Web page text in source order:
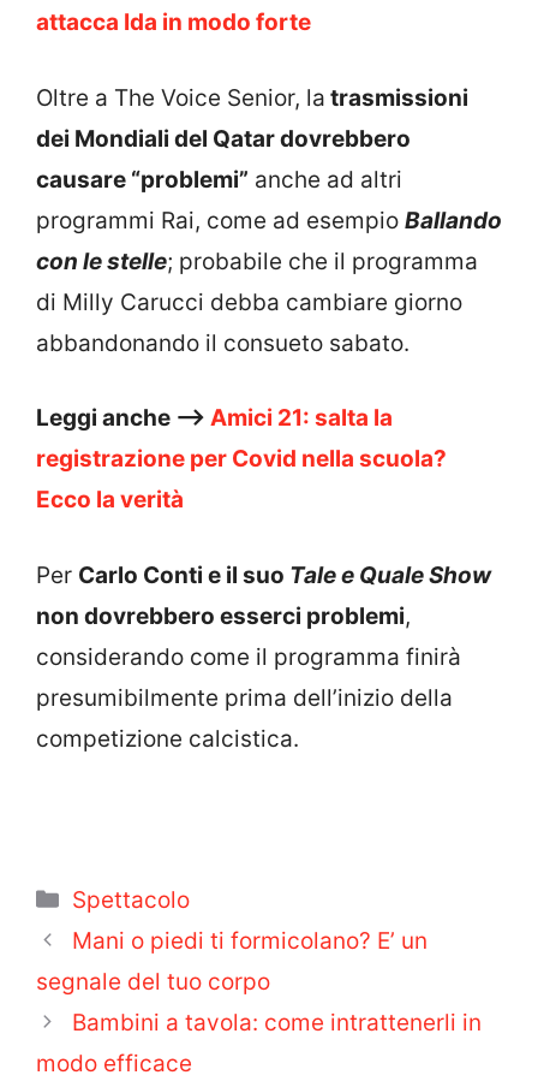
attacca Ida in modo forte
Oltre a The Voice Senior, la trasmissioni
dei Mondiali del Qatar dovrebbero
causare “problemi” anche ad altri
programmi Rai, come ad esempio Ballando
con le stelle; probabile che il programma
di Milly Carucci debba cambiare giorno
abbandonando il consueto sabato.
Leggi anche –> Amici 21: salta la
registrazione per Covid nella scuola?
Ecco la verità
Per Carlo Conti e il suo Tale e Quale Show
non dovrebbero esserci problemi,
considerando come il programma finirà
presumibilmente prima dell’inizio della
competizione calcistica.
Categorie
Spettacolo
Mani o piedi ti formicolano? E’ un
segnale del tuo corpo
Bambini a tavola: come intrattenerli in
modo efficace